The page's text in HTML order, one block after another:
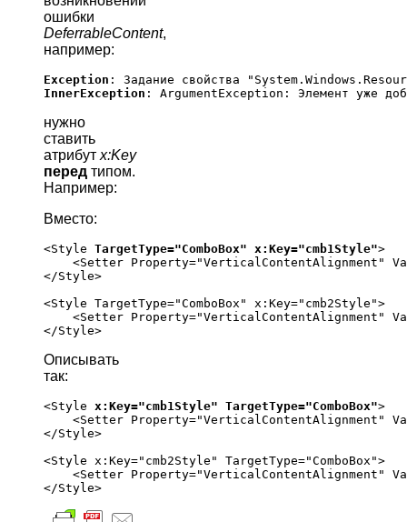
ошибки
DeferrableContent,
например:
Exception
InnerException
нужно
ставить
атрибут x:Key
перед типом.
Например:
Вместо:
<Style TargetType="ComboBox" x:Key="cmb1Style">
<Setter Property="VerticalContentAlignment"
</Style>
<Style TargetType="ComboBox" x:Key="cmb2Style">
<Setter Property="VerticalContentAlignment"
Описывать
так:
<Style x:Key="cmb1Style" TargetType="ComboBox">
<Setter Property="VerticalContentAlignment"
</Style>
<Style x:Key="cmb2Style" TargetType="ComboBox">
<Setter Property="VerticalContentAlignment"